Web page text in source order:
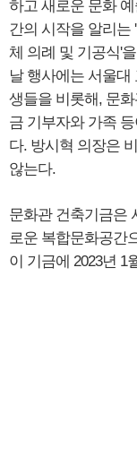
하고 새로운 문화
간의 시작을 알리는
체 의례 및 기공식'
날 행사에는 서울대
생들을 비롯해, 문
금 기부자와 가족
다. 방시혁 의장은
않는다.
문화관 건축기금은
로운 복합문화공간
이 기금에 2023년 1